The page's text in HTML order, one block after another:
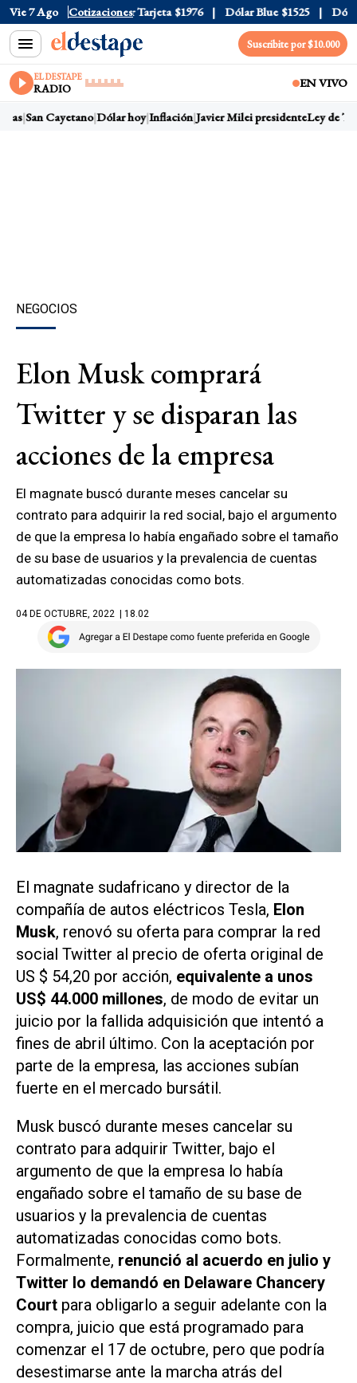
Vie 7 Ago Cotizaciones
$1520 Dólar Tarjeta $1976 Dólar Blue $1525 Dólar
Suscribite por $10.000
EL DESTAPE
RADIO EN VIVO
San Cayetano Dólar hoy Inflación Javier Milei presidenteLey de
NEGOCIOS
Elon Musk comprará
Twitter y se disparan las
acciones de la empresa
El magnate buscó durante meses cancelar su
contrato para adquirir la red social, bajo el argumento
de que la empresa lo había engañado sobre el tamaño
de su base de usuarios y la prevalencia de cuentas
automatizadas conocidas como bots.
04 DE OCTUBRE, 2022 | 18.02
El magnate sudafricano y director de la
compañía de autos eléctricos Tesla, Elon
Musk, renovó su oferta para comprar la red
social Twitter al precio de oferta original de
US $ 54,20 por acción, equivalente a unos
US$ 44.000 millones, de modo de evitar un
juicio por la fallida adquisición que intentó a
fines de abril último. Con la aceptación por
parte de la empresa, las acciones subían
fuerte en el mercado bursátil.
Musk buscó durante meses cancelar su
contrato para adquirir Twitter, bajo el
argumento de que la empresa lo había
engañado sobre el tamaño de su base de
usuarios y la prevalencia de cuentas
automatizadas conocidas como bots.
Formalmente, renunció al acuerdo en julio y
Twitter lo demandó en Delaware Chancery
Court para obligarlo a seguir adelante con la
compra, juicio que está programado para
comenzar el 17 de octubre, pero que podría
desestimarse ante la marcha atrás del